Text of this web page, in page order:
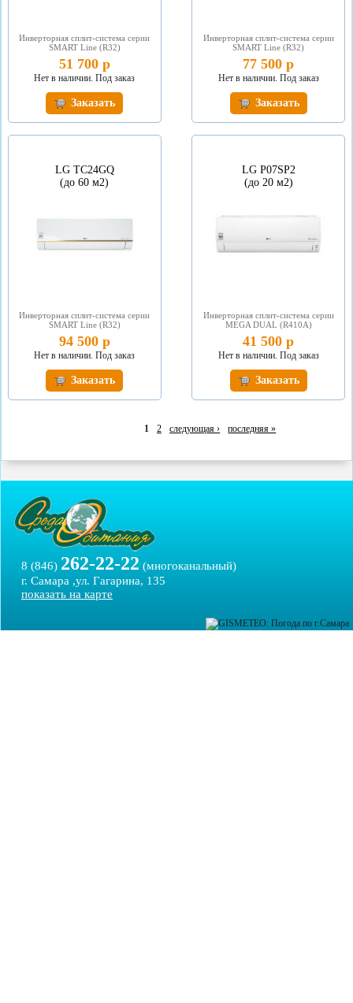
Инверторная сплит-система серии
SMART Line (R32)
51 700 р
Нет в наличии. Под заказ
Заказать
Инверторная сплит-система серии
SMART Line (R32)
77 500 р
Нет в наличии. Под заказ
Заказать
LG TC24GQ
(до 60 м2)
Инверторная сплит-система серии
SMART Line (R32)
94 500 р
Нет в наличии. Под заказ
Заказать
LG P07SP2
(до 20 м2)
Инверторная сплит-система серии
MEGA DUAL (R410A)
41 500 р
Нет в наличии. Под заказ
Заказать
1 2 следующая › последняя »
8 (846) 262-22-22 (многоканальный)
г. Самара ,ул. Гагарина, 135
показать на карте